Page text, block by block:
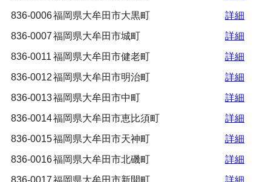
836-0006福岡県大牟田市大黒町
詳細
836-0007福岡県大牟田市城町
詳細
836-0011 福岡県大牟田市健老町
詳細
836-0012福岡県大牟田市明治町
詳細
836-0013福岡県大牟田市中町
詳細
836-0014福岡県大牟田市恵比須町
詳細
836-0015福岡県大牟田市天神町
詳細
836-0016福岡県大牟田市北磯町
詳細
836-0017福岡県大牟田市新開町
詳細